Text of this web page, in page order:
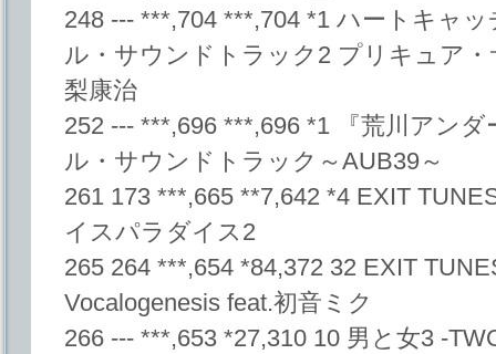
248 --- ***,704 ***,704 *1 ハートキャ
ル・サウンドトラック2 プリキュア
梨康治
252 --- ***,696 ***,696 *1 『荒川アン
ル・サウンドトラック～AUB39～
261 173 ***,665 **7,642 *4 EXIT
イスパラダイス2
265 264 ***,654 *84,372 32 EXIT
Vocalogenesis feat.初音ミク
266 --- ***,653 *27,310 10 男と女3 -